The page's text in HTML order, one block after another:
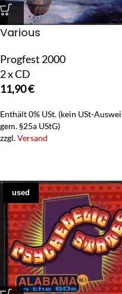
Various
Progfest 2000
2 x CD
11,90€
Enthält 0% USt. (kein USt-
gem. §25a UStG)
zzgl.Versand
used